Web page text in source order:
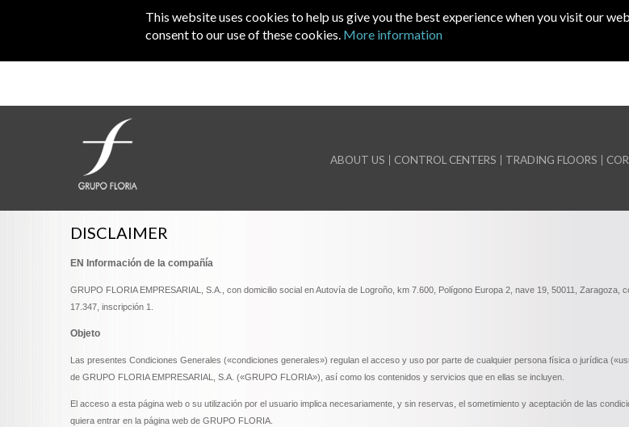
This website uses cookies to help us give you the best experience when you visit our
consent to our use of these cookies. More information
ABOUT US CONTROL CENTERS TRADING FLOORS
DISCLAIMER
EN Información de la compañía
GRUPO FLORIA EMPRESARIAL, S.A., con domicilio social en Autovía de Logroño, km 7.600, Polígono Europa 2, nave 19, 50011,
17.347, inscripción 1.
Objeto
Las presentes Condiciones Generales («condiciones generales») regulan el acceso y uso por parte de cualquier persona física o jurídica
de GRUPO FLORIA EMPRESARIAL, S.A. («GRUPO FLORIA»), así como los contenidos y servicios que en ellas se incluyen.
El acceso a esta página web o su utilización por el usuario implica necesariamente, y sin reservas, el sometimiento y aceptación de las
quiera entrar en la página web de GRUPO FLORIA.